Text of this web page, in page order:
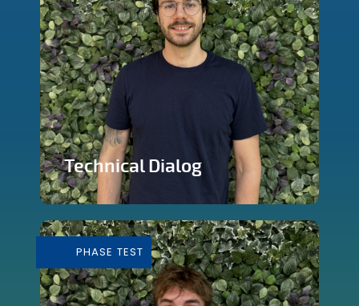
Technical Dialog
artistique
En savoir plus
PHASE TEST